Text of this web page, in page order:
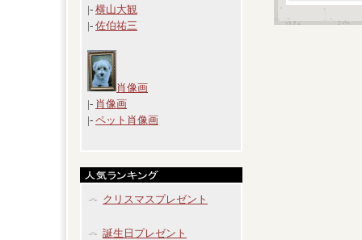
|- 横山大観
|- 佐伯祐三
肖像画
|- 肖像画
|- ペット肖像画
クリスマスプレゼント
誕生日プレゼント